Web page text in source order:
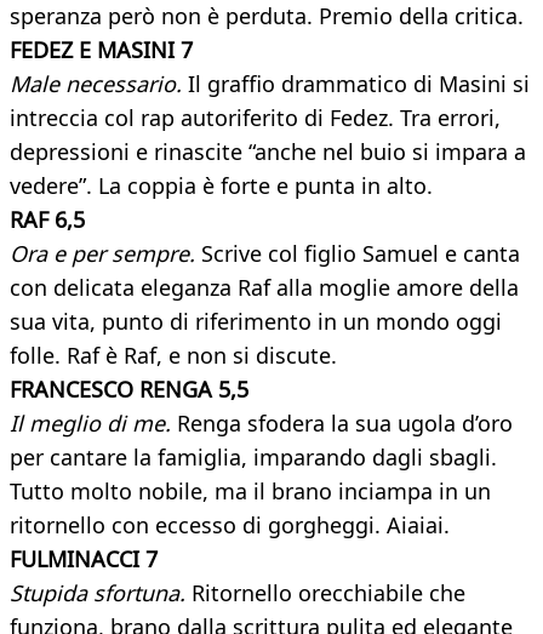
speranza però non è perduta. Premio della critica.
FEDEZ E MASINI 7
Male necessario. Il graffio drammatico di Masini si
intreccia col rap autoriferito di Fedez. Tra errori,
depressioni e rinascite “anche nel buio si impara a
vedere”. La coppia è forte e punta in alto.
RAF 6,5
Ora e per sempre. Scrive col figlio Samuel e canta
con delicata eleganza Raf alla moglie amore della
sua vita, punto di riferimento in un mondo oggi
folle. Raf è Raf, e non si discute.
FRANCESCO RENGA 5,5
Il meglio di me. Renga sfodera la sua ugola d’oro
per cantare la famiglia, imparando dagli sbagli.
Tutto molto nobile, ma il brano inciampa in un
ritornello con eccesso di gorgheggi. Aiaiai.
FULMINACCI 7
Stupida sfortuna. Ritornello orecchiabile che
funziona, brano dalla scrittura pulita ed elegante